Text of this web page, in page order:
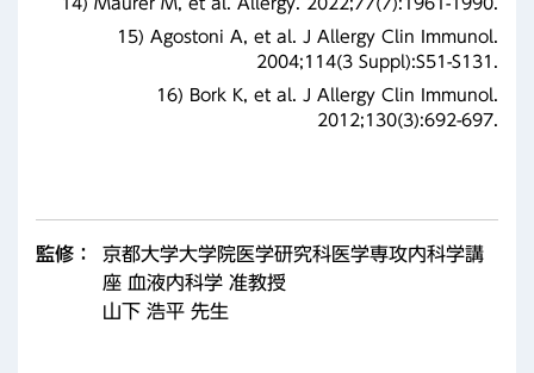
15) Agostoni A, et al. J Allergy Clin Immunol.
2004;114(3 Suppl):S51-S131.
16) Bork K, et al. J Allergy Clin Immunol.
2012;130(3):692-697.
監修：
京都大学大学院医学研究科医学専攻内科学講
座 血液内科学 准教授
山下 浩平 先生